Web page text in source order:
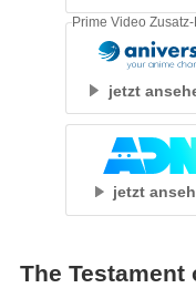
jetzt
Prime Video
jetzt
The Testament